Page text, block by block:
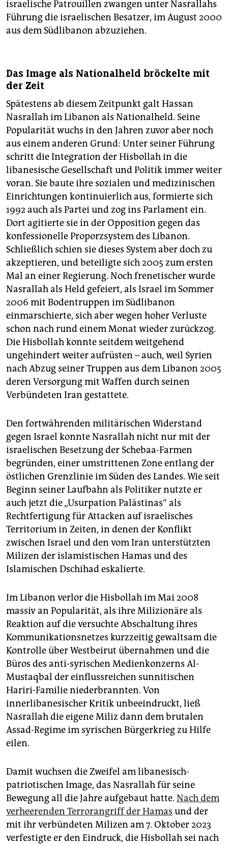
israelische Patrouillen zwangen unter Nasrallahs
Führung die israelischen Besatzer, im August 2000
aus dem Südlibanon abzuziehen.
Das Image als Nationalheld bröckelte mit
der Zeit
Spätestens ab diesem Zeitpunkt galt Hassan
Nasrallah im Libanon als Nationalheld. Seine
Popularität wuchs in den Jahren zuvor aber noch
aus einem anderen Grund: Unter seiner Führung
schritt die Integration der Hisbollah in die
libanesische Gesellschaft und Politik immer weiter
voran. Sie baute ihre sozialen und medizinischen
Einrichtungen kontinuierlich aus, formierte sich
1992 auch als Partei und zog ins Parlament ein.
Dort agitierte sie in der Opposition gegen das
konfessionelle Proporzsystem des Libanon.
Schließlich schien sie dieses System aber doch zu
akzeptieren, und beteiligte sich 2005 zum ersten
Mal an einer Regierung. Noch frenetischer wurde
Nasrallah als Held gefeiert, als Israel im Sommer
2006 mit Bodentruppen im Südlibanon
einmarschierte, sich aber wegen hoher Verluste
schon nach rund einem Monat wieder zurückzog.
Die Hisbollah konnte seitdem weitgehend
ungehindert weiter aufrüsten – auch, weil Syrien
nach Abzug seiner Truppen aus dem Libanon 2005
deren Versorgung mit Waffen durch seinen
Verbündeten Iran gestattete.
Den fortwährenden militärischen Widerstand
gegen Israel konnte Nasrallah nicht nur mit der
israelischen Besetzung der Schebaa-Farmen
begründen, einer umstrittenen Zone entlang der
östlichen Grenzlinie im Süden des Landes. Wie seit
Beginn seiner Laufbahn als Politiker nutzte er
auch jetzt die „Usurpation Palästinas“ als
Rechtfertigung für Attacken auf israelisches
Territorium in Zeiten, in denen der Konflikt
zwischen Israel und den vom Iran unterstützten
Milizen der islamistischen Hamas und des
Islamischen Dschihad eskalierte.
Im Libanon verlor die Hisbollah im Mai 2008
massiv an Popularität, als ihre Milizionäre als
Reaktion auf die versuchte Abschaltung ihres
Kommunikationsnetzes kurzzeitig gewaltsam die
Kontrolle über Westbeirut übernahmen und die
Büros des anti-syrischen Medienkonzerns Al-
Mustaqbal der einflussreichen sunnitischen
Hariri-Familie niederbrannten. Von
innerlibanesischer Kritik unbeeindruckt, ließ
Nasrallah die eigene Miliz dann dem brutalen
Assad-Regime im syrischen Bürgerkrieg zu Hilfe
eilen.
Damit wuchsen die Zweifel am libanesisch-
patriotischen Image, das Nasrallah für seine
Bewegung all die Jahre aufgebaut hatte. Nach dem
verheerenden Terrorangriff der Hamas und der
mit ihr verbündeten Milizen am 7. Oktober 2023
verfestigte er den Eindruck, die Hisbollah sei nach